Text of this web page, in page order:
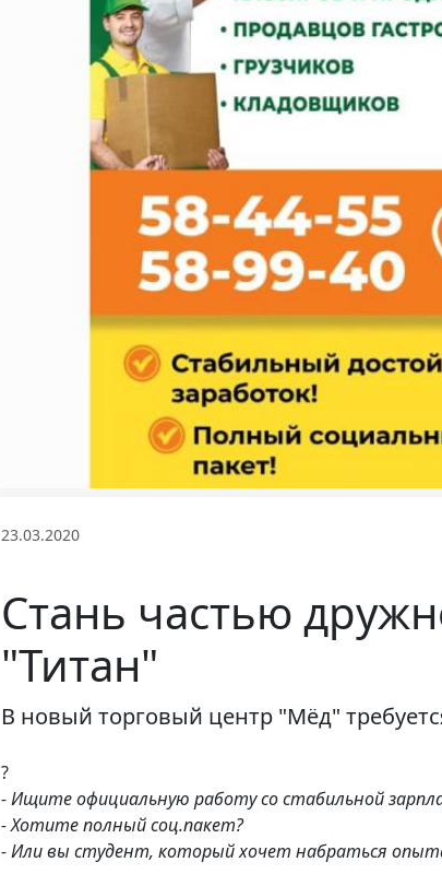
23.03.2020
Стань частью
"Титан"
В новый торговый центр "Мёд"
?
- Ищите официальную работу со стабильной
- Хотите полный соц.пакет?
- Или вы студент, который хочет набраться